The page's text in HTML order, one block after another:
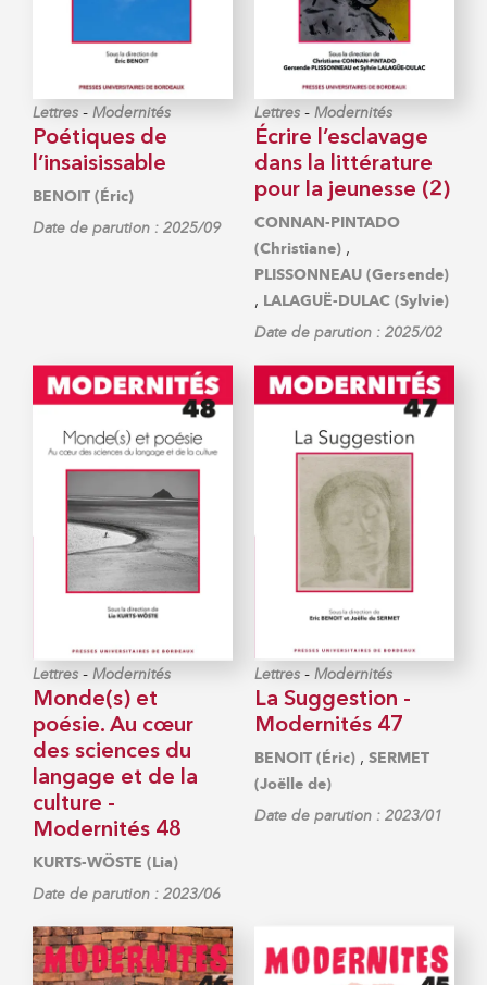
Lettres - Modernités
Poétiques de
l’insaisissable
BENOIT (Éric)
Date de parution : 2025/09
Lettres - Modernités
Écrire l’esclavage
dans la littérature
pour la jeunesse (2)
CONNAN-PINTADO
(Christiane) ,
PLISSONNEAU (Gersende)
, LALAGUË-DULAC (Sylvie)
Date de parution : 2025/02
Lettres - Modernités
Monde(s) et
poésie. Au cœur
des sciences du
langage et de la
culture -
Modernités 48
KURTS-WÖSTE (Lia)
Date de parution : 2023/06
Lettres - Modernités
La Suggestion -
Modernités 47
BENOIT (Éric) , SERMET
(Joëlle de)
Date de parution : 2023/01